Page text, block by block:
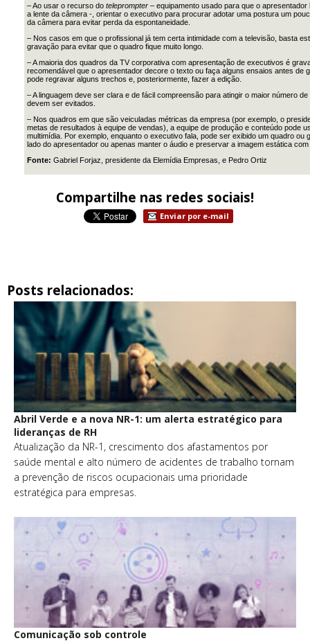
– Ao usar o recurso do teleprompter – equipamento usado para que o apresentador
a lente da câmera -, orientar o executivo para procurar adotar uma postura um
da câmera para evitar perda da espontaneidade.
– Nos casos em que o profissional já tem certa intimidade com a televisão, basta
gravação para evitar que o quadro fique muito longo.
– A maioria dos quadros da TV corporativa com apresentação de executivos é
recomendável que o apresentador decore o texto ou faça alguns ensaios antes de
pode regravar alguns trechos e, posteriormente, fazer a edição.
– A linguagem deve ser clara e de fácil compreensão para atingir o maior número
devem ser evitados.
– Nos quadros em que são veiculadas métricas da empresa (por exemplo, o
metas de resultados à equipe de vendas), a equipe de produção e conteúdo pode
multimídia. Por exemplo, enquanto o executivo fala, pode ser exibido um quadro ou
lado do apresentador ou apenas manter o áudio e preservar a imagem estática
Fonte: Gabriel Forjaz, presidente da Elemídia Empresas, e Pedro Ortiz
Compartilhe nas redes sociais!
Enviar por e-mail
Posts relacionados:
Abril Verde e a nova NR-1: um alerta estratégico para
lideranças de RH
Atualização da NR-1, crescimento dos afastamentos por
saúde mental e alto número de acidentes de trabalho tornam
a prevenção de riscos ocupacionais uma prioridade
estratégica para empresas.
Comunicação sob controle